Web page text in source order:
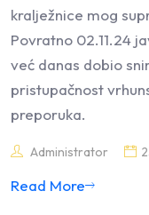
kralježnice mog
Povratno 02.11.24
već danas dobio
pristupačnost
preporuka.
Administrator
Read More